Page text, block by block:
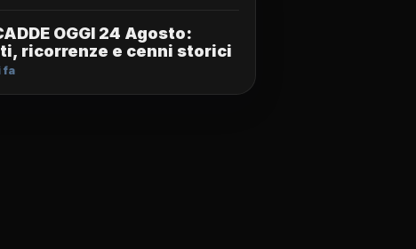
OGGI 24 Agosto:
ricorrenze e cenni storici
fa